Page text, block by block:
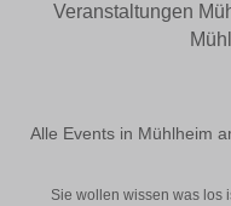
Veranstaltungen
Alle Events in Mühlheim
Sie wollen wissen was los